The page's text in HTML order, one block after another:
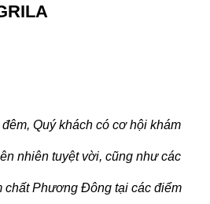
Quý khách có cơ hội khám
nhiên tuyệt vời, cũng như các
chất Phương Đông tại các điểm